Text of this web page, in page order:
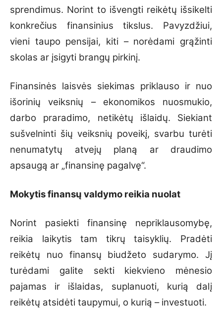
sprendimus. Norint to išvengti reikėtų išsikelti
konkrečius finansinius tikslus. Pavyzdžiui,
vieni taupo pensijai, kiti – norėdami grąžinti
skolas ar įsigyti brangų pirkinį.
Finansinės laisvės siekimas priklauso ir nuo
išorinių veiksnių – ekonomikos nuosmukio,
darbo praradimo, netikėtų išlaidų. Siekiant
sušvelninti šių veiksnių poveikį, svarbu turėti
nenumatytų atvejų planą ar draudimo
apsaugą ar „finansinę pagalvę“.
Mokytis finansų valdymo reikia nuolat
Norint pasiekti finansinę nepriklausomybę,
reikia laikytis tam tikrų taisyklių. Pradėti
reikėtų nuo finansų biudžeto sudarymo. Jį
turėdami galite sekti kiekvieno mėnesio
pajamas ir išlaidas, suplanuoti, kurią dalį
reikėtų atsidėti taupymui, o kurią – investuoti.